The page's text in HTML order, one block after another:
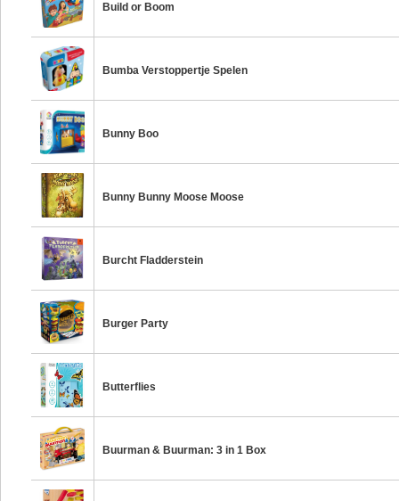
Build or Boom
Bumba Verstoppertje Spelen
Bunny Boo
Bunny Bunny Moose Moose
Burcht Fladderstein
Burger Party
Butterflies
Buurman & Buurman: 3 in 1 Box